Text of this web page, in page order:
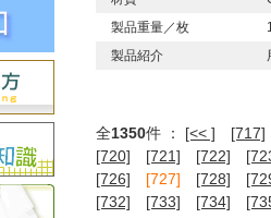
製品重量／枚
製品紹介
全1350件 ： [<< ]
[717]
[720]
[721] [722]
[726]
[727] [728]
[732]
[733] [734]